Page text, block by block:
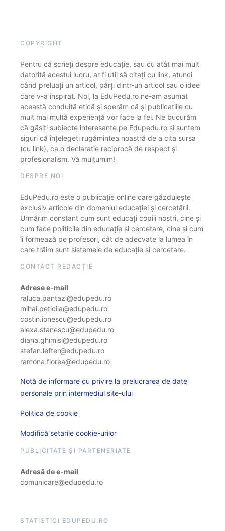
COPYRIGHT
Pentru că scrieți despre educație, sau cu atât mai mult
datorită acestui lucru, ar fi util să citați cu link, atunci
când preluați un articol, părți dintr-un articol sau o idee
care v-a inspirat. Noi, la EduPedu.ro ne-am asumat
această conduită etică și sperăm că și publicațiile cu
mult mai multă experiență vor face la fel. Ne bucurăm
că găsiți subiecte interesante pe Edupedu.ro și suntem
siguri că înțelegeți rugămintea noastră de a cita sursa
(cu link), ca o declarație reciprocă de respect și
profesionalism. Vă mulțumim!
DESPRE NOI
EduPedu.ro este o publicație online care găzduiește
exclusiv articole din domeniul educației și cercetării.
Urmărim constant cum sunt educați copiii noștri, cine și
cum face politicile din educație și cercetare, cine și cum
îi formează pe profesori, cât de adecvate la lumea în
care trăim sunt sistemele de educație și cercetare.
CONTACT REDACȚIE
Adrese e-mail
raluca.pantazi@edupedu.ro
mihai.peticila@edupedu.ro
costin.ionescu@edupedu.ro
alexa.stanescu@edupedu.ro
diana.ghimisi@edupedu.ro
stefan.lefter@edupedu.ro
ramona.florea@edupedu.ro
Notă de informare cu privire la prelucrarea de date
personale prin intermediul site-ului
Politica de cookie
Modifică setarile cookie-urilor
PUBLICITATE ȘI PARTENERIATE
Adresă de e-mail
comunicare@edupedu.ro
STATISTICI EDUPEDU.RO